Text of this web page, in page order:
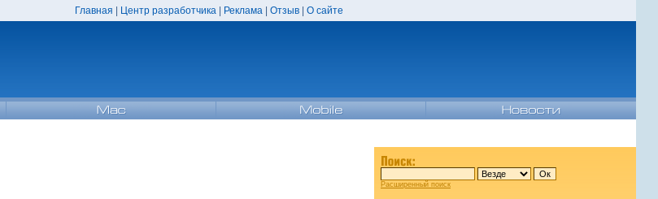
Главная Центр разработчика| Реклама| Отзыв| О сайте
Расширенный поиск